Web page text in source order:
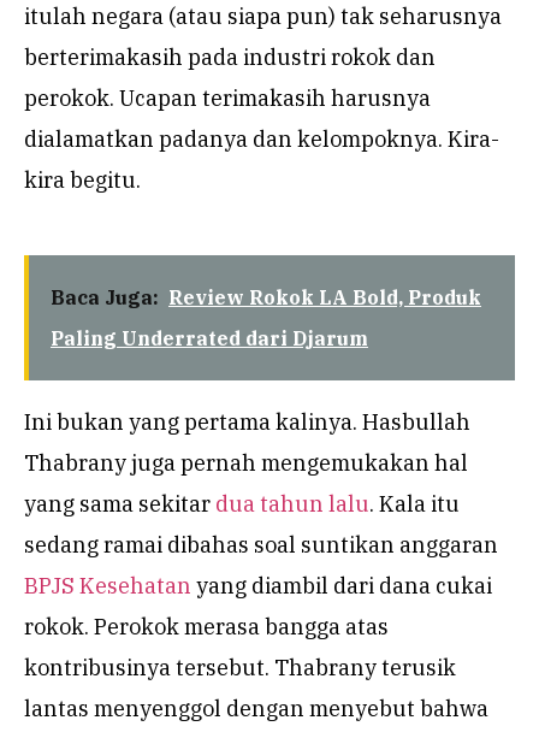
itulah negara (atau siapa pun) tak seharusnya
berterimakasih pada industri rokok dan
perokok. Ucapan terimakasih harusnya
dialamatkan padanya dan kelompoknya. Kira-
kira begitu.
Baca Juga: Review Rokok LA Bold, Produk
Paling Underrated dari Djarum
Ini bukan yang pertama kalinya. Hasbullah
Thabrany juga pernah mengemukakan hal
yang sama sekitar dua tahun lalu. Kala itu
sedang ramai dibahas soal suntikan anggaran
BPJS Kesehatan yang diambil dari dana cukai
rokok. Perokok merasa bangga atas
kontribusinya tersebut. Thabrany terusik
lantas menyenggol dengan menyebut bahwa